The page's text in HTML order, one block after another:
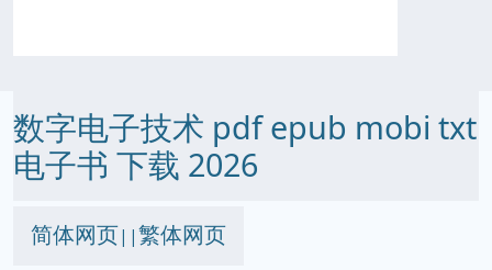
数字电子技术 pdf epub mobi txt
电子书 下载 2026
简体网页||繁体网页